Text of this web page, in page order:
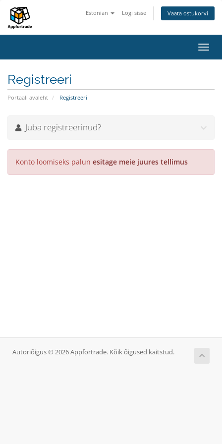
Estonian Logi sisse Vaata ostukorvi
Registreeri
Portaali avaleht Registreeri
Juba registreerinud?
Konto loomiseks palun esitage meie juures tellimus
Autoriõigus © 2026 Appfortrade. Kõik õigused kaitstud.